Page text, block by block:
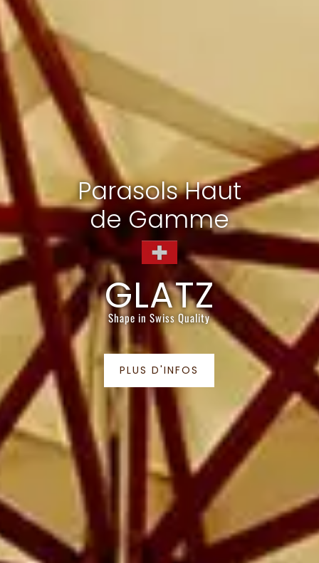
Parasols Haut
de Gamme
GLATZ
Shape in Swiss Quality
PLUS D'INFOS